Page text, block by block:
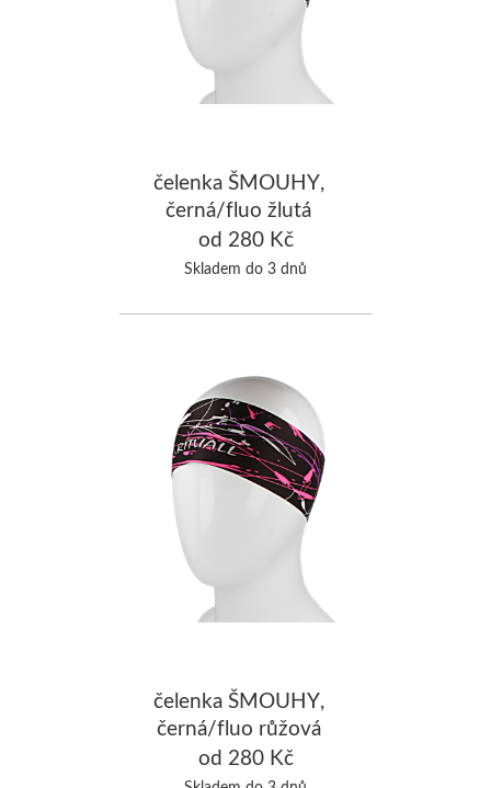
čelenka ŠMOUHY,
černá/fluo žlutá
od 280 Kč
Skladem do 3 dnů
čelenka ŠMOUHY,
černá/fluo růžová
od 280 Kč